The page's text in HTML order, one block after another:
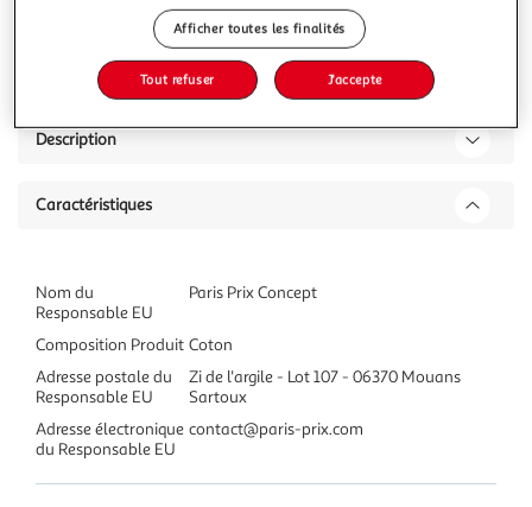
Description
Caractéristiques
Nom du
Responsable EU
Paris Prix Concept
Composition Produit Coton
Adresse postale du
Responsable EU
Zi de l'argile - Lot 107 - 06370 Mouans
Sartoux
Adresse électronique
du Responsable EU
contact@paris-prix.com
Afficher toutes les finalités
Tout refuser J'accepte